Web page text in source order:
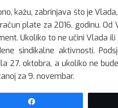
kažu, zabrinjava što je
plate za 2016. godinu.
Ukoliko to ne učini Vlada
sindikalne aktivnosti.
27. oktobra, a ukoliko ne
za 9. novembar.